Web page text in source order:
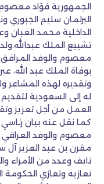
الجمهورية فؤاد معصوم
البرلمان سليم الجبوري
الداخلية محمد
تشييع الملك
معصوم والوفد المرافق
بوفاة الملك عبد الله،
وتقديره لهذه المشاعر
له إلى السعودية
العمل من أجل تعزيز
كما نقل عنه بيان
معصوم والوفد العراقي
مقرن بن عبد العزيز آل
نايف وعدد من
تعازيه وتعازي الحكومة